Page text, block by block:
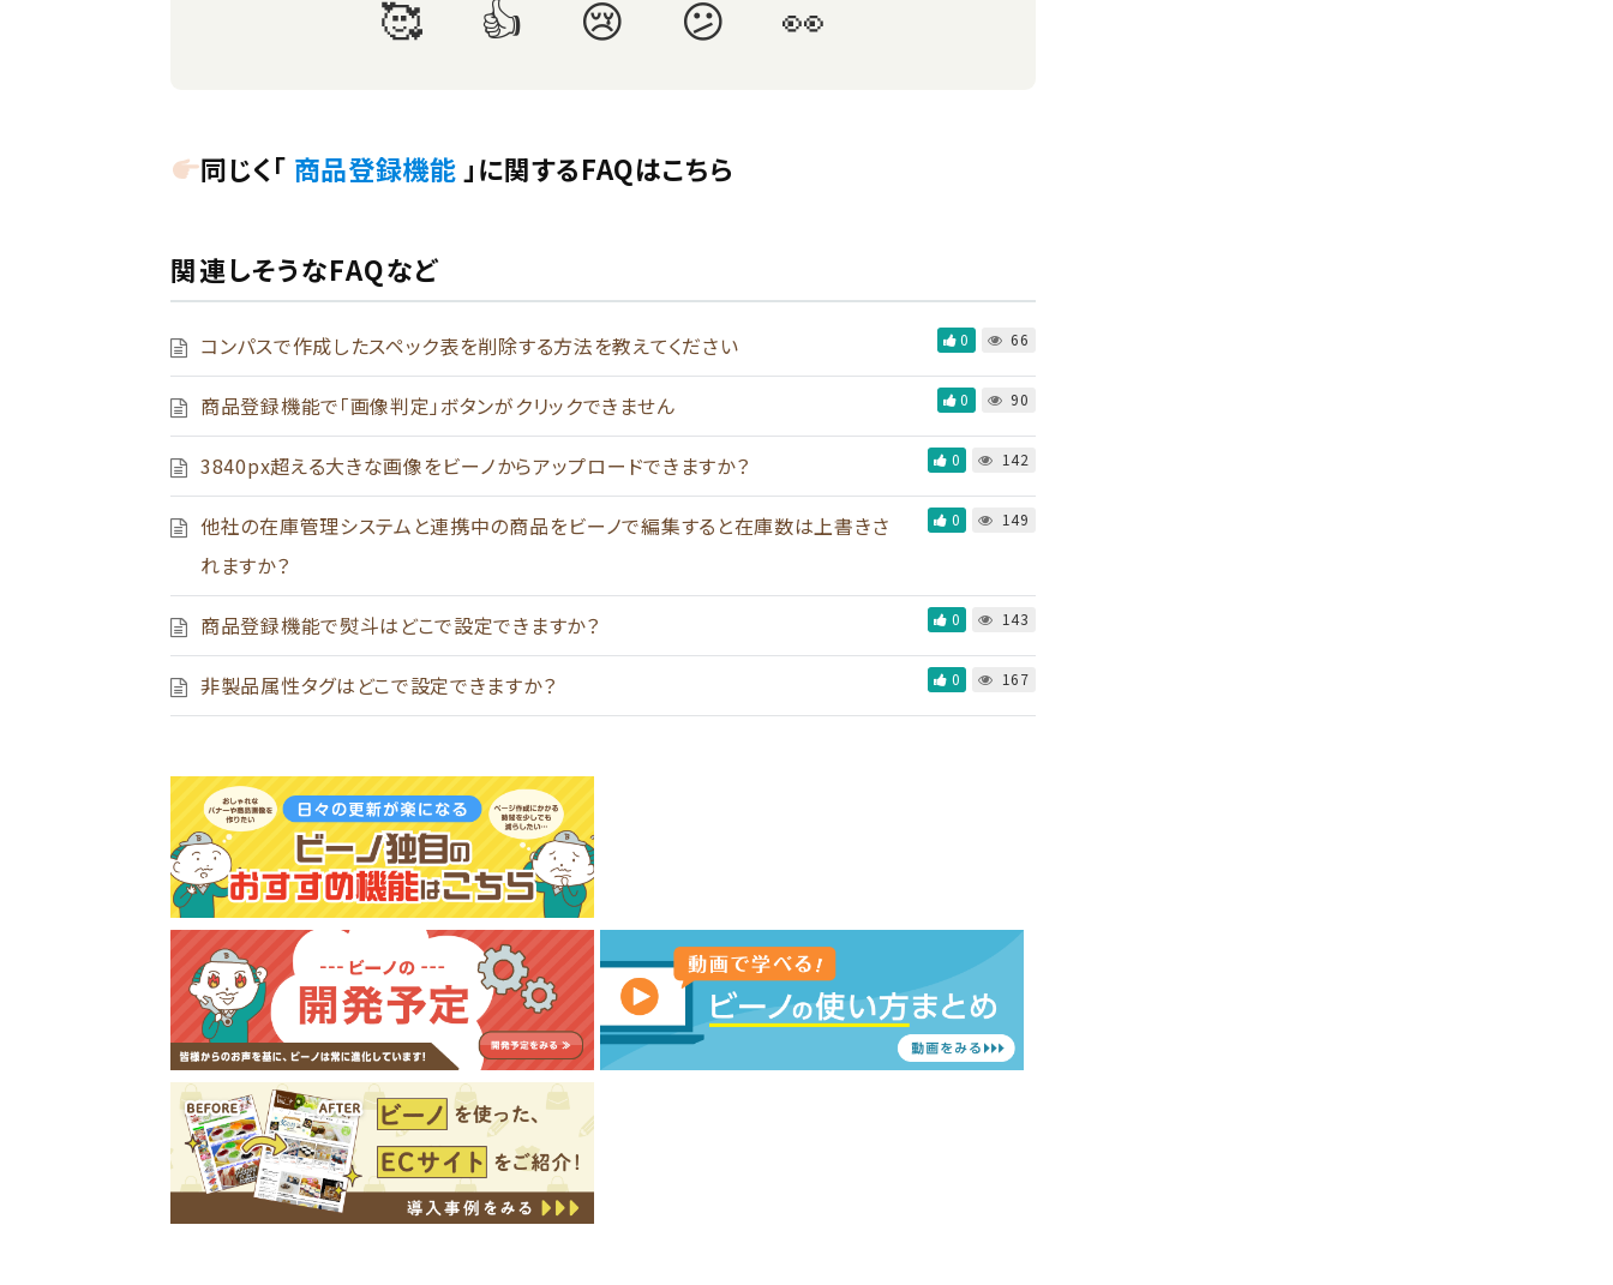
同じく「 商品登録機能 」に関するFAQはこちら
関連しそうなFAQなど
コンパスで作成したスペック表を削除する方法を教えてください 0 66
商品登録機能で「画像判定」ボタンがクリックできません 0 90
3840px超える大きな画像をビーノからアップロードできますか？ 0 142
他社の在庫管理システムと連携中の商品をビーノで編集すると在庫数は上書きさ
れますか？
0 149
商品登録機能で熨斗はどこで設定できますか？ 0 143
非製品属性タグはどこで設定できますか？ 0 167